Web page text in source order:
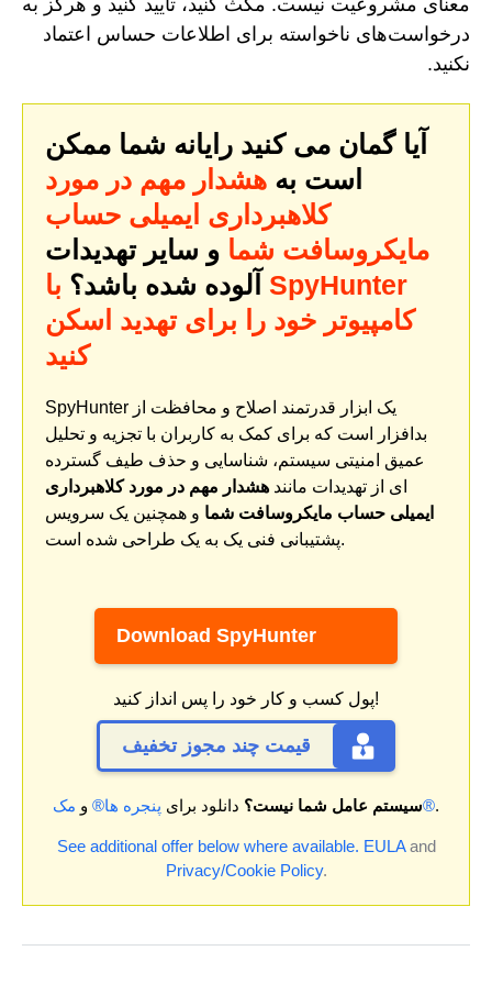
معنای مشروعیت نیست. مکث کنید، تأیید کنید و هرگز به
درخواست‌های ناخواسته برای اطلاعات حساس اعتماد
نکنید.
آیا گمان می کنید رایانه شما ممکن
است به هشدار مهم در مورد
کلاهبرداری ایمیلی حساب
مایکروسافت شما و سایر تهدیدات
آلوده شده باشد؟ با SpyHunter
کامپیوتر خود را برای تهدید اسکن
کنید
SpyHunter یک ابزار قدرتمند اصلاح و محافظت از
بدافزار است که برای کمک به کاربران با تجزیه و تحلیل
عمیق امنیتی سیستم، شناسایی و حذف طیف گسترده
ای از تهدیدات مانند هشدار مهم در مورد کلاهبرداری
ایمیلی حساب مایکروسافت شما و همچنین یک سرویس
پشتیبانی فنی یک به یک طراحی شده است.
Download SpyHunter
پول کسب و کار خود را پس انداز کنید!
قیمت چند مجوز تخفیف
سیستم عامل شما نیست؟ دانلود برای پنجره ها® و مک®.
See additional offer below where available. EULAand
Privacy/Cookie Policy.